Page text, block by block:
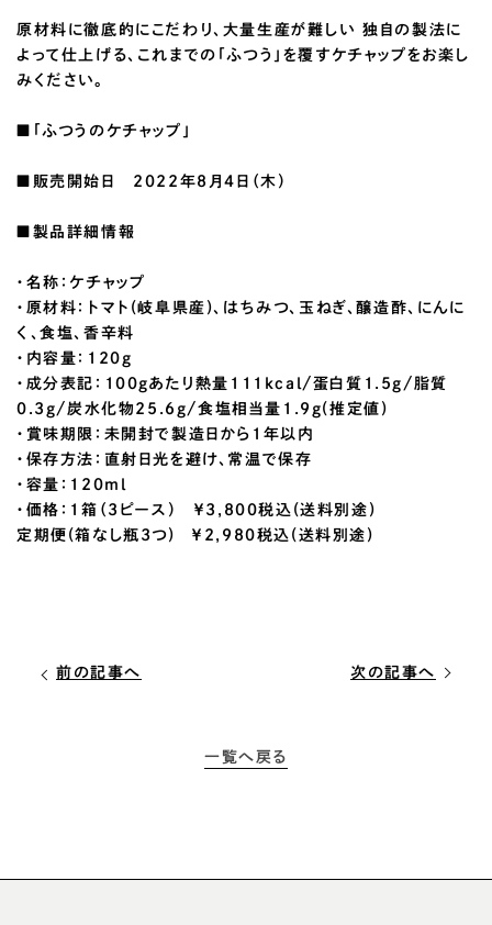
原材料に徹底的にこだわり、大量生産が難しい 独自の製法に
よって仕上げる、これまでの「ふつう」を覆すケチャップをお楽し
みください。
■「ふつうのケチャップ」
■販売開始日 2022年8月4日（木）
■製品詳細情報
・名称：ケチャップ
・原材料：トマト(岐阜県産)、はちみつ、玉ねぎ、醸造酢、にんに
く、食塩、香辛料
・内容量：120g
・成分表記：100gあたり熱量111kcal/蛋白質1.5g/脂質
0.3g/炭水化物25.6g/食塩相当量1.9g(推定値)
・賞味期限：未開封で製造日から1年以内
・保存方法：直射日光を避け、常温で保存
・容量：120ml
・価格：1箱（3ピース） ￥3,800税込(送料別途)
定期便(箱なし瓶3つ) ￥2,980税込(送料別途)
前の記事へ
一覧へ戻る
次の記事へ